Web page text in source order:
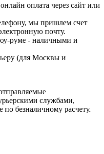
оплата через сайт или
мы пришлем счет
почту.
руме - наличными и
(для Москвы и
службами,
по безналичному расчету.